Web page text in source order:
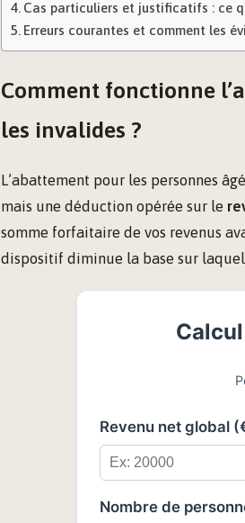
Cas particuliers et justificatifs : ce
Erreurs courantes et comment les
Comment fonctionne
les invalides ?
L’abattement pour les personnes
mais une déduction opérée sur le
somme forfaitaire de vos revenus
dispositif diminue la base sur
Revenu net global
Nombre de